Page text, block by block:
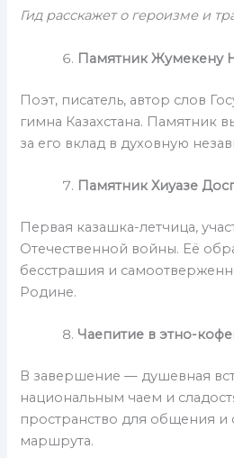
Гид расскажет о героизме и
Памятник Жумекену
Поэт, писатель, автор слов
гимна Казахстана. Памятник
за его вклад в духовную
Памятник Хиуазе
Первая казашка-летчица,
Отечественной войны. Её
бесстрашия и
Родине.
Чаепитие в этно-
В завершение — душевная
национальным чаем и
пространство для общения и
маршрута.